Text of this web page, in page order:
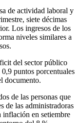
de actividad laboral y
siete décimas
Los ingresos de los
niveles similares a
del sector público
puntos porcentuales
documento.
de las personas que
de las administradoras
en setiembre